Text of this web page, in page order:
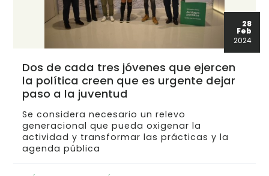
28
Feb
2024
Dos de cada tres jóvenes que ejercen
la política creen que es urgente dejar
paso a la juventud
Se considera necesario un relevo
generacional que pueda oxigenar la
actividad y transformar las prácticas y la
agenda pública